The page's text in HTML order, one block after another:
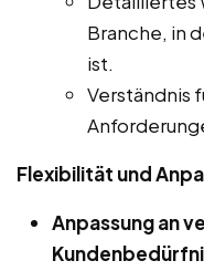
Branche, in
ist.
Verständnis
Flexibilität und
Anpassung an